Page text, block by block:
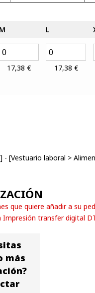
M L
17,38 € 17,38 €
] - [Vestuario laboral >
que quiere añadir a su
transfer digital
más